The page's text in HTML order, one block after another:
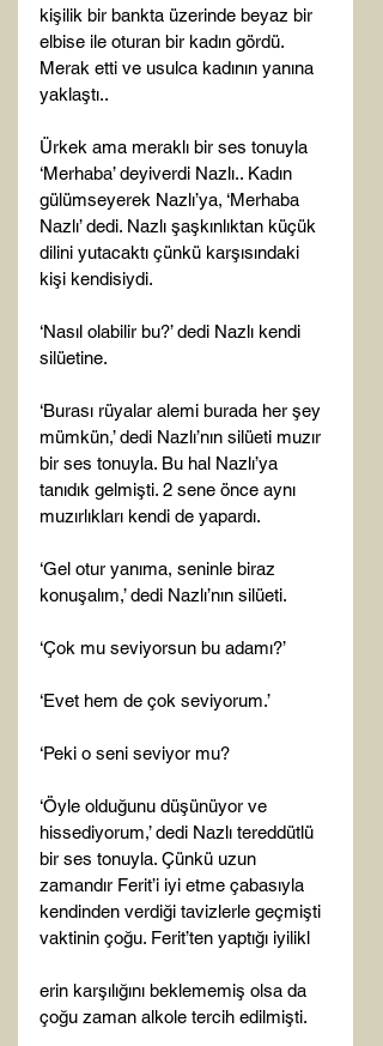
kişilik bir bankta üzerinde beyaz bir
elbise ile oturan bir kadın gördü.
Merak etti ve usulca kadının yanına
yaklaştı..
Ürkek ama meraklı bir ses tonuyla
‘Merhaba’ deyiverdi Nazlı.. Kadın
gülümseyerek Nazlı’ya, ‘Merhaba
Nazlı’ dedi. Nazlı şaşkınlıktan küçük
dilini yutacaktı çünkü karşısındaki
kişi kendisiydi.
‘Nasıl olabilir bu?’ dedi Nazlı kendi
silüetine.
‘Burası rüyalar alemi burada her şey
mümkün,’ dedi Nazlı’nın silüeti muzır
bir ses tonuyla. Bu hal Nazlı’ya
tanıdık gelmişti. 2 sene önce aynı
muzırlıkları kendi de yapardı.
‘Gel otur yanıma, seninle biraz
konuşalım,’ dedi Nazlı’nın silüeti.
‘Çok mu seviyorsun bu adamı?’
‘Evet hem de çok seviyorum.’
‘Peki o seni seviyor mu?
‘Öyle olduğunu düşünüyor ve
hissediyorum,’ dedi Nazlı tereddütlü
bir ses tonuyla. Çünkü uzun
zamandır Ferit’i iyi etme çabasıyla
kendinden verdiği tavizlerle geçmişti
vaktinin çoğu. Ferit’ten yaptığı iyilikl
erin karşılığını beklememiş olsa da
çoğu zaman alkole tercih edilmişti.